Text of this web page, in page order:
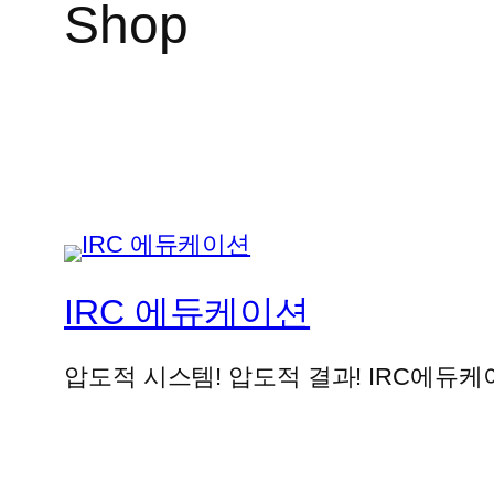
Shop
IRC 에듀케이션
압도적 시스템! 압도적 결과! IRC에듀